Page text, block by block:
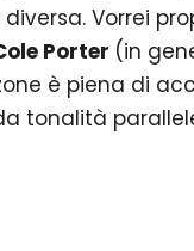
Vorrei
Porter (in
è piena di
tonalità